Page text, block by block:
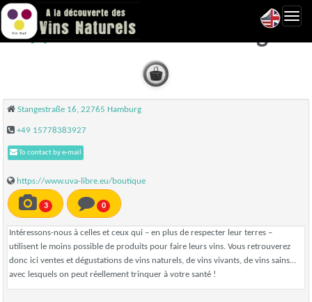
Uva Libre - Hamburg
Stangestraße 16, 22765 Hamburg
+49 15778383927
To contact by e-mail
https://www.uva-libre.eu/boutique
3 0
Intéressons-nous à celles et ceux qui – en plus de respecter leur terres –
utilisent le moins possible de produits pour faire leurs vins. Vous retrouverez
donc ici ventes et dégustations de vins naturels, de vins vivants, de vins sains…
avec lesquels on peut réellement trinquer à votre santé !